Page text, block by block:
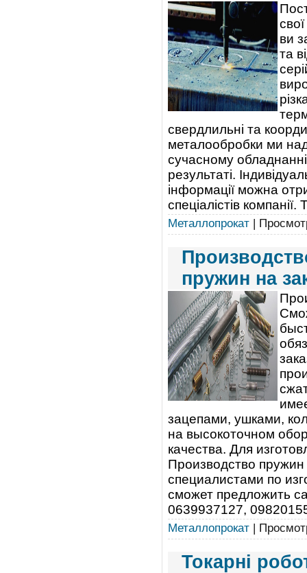
ви
та
свердлильні та
металообробки ми
сучасному
результаті.
інформації можна
спеціалістів
Металлопрокат |
пружин на
зацепами, ушками,
на высокоточном
качества. Для
Производство
специалистами по
сможет предложить
0639937127,
Металлопрокат |
Токарні